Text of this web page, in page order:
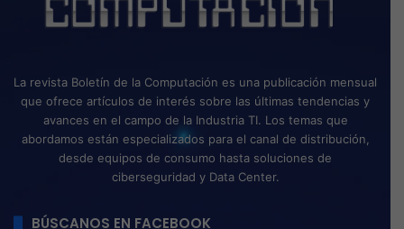
La revista Boletín de la Computación es una publicación mensual
que ofrece artículos de interés sobre las últimas tendencias y
avances en el campo de la Industria TI. Los temas que
abordamos están especializados para el canal de distribución,
desde equipos de consumo hasta soluciones de
ciberseguridad y Data Center.
BÚSCANOS EN FACEBOOK